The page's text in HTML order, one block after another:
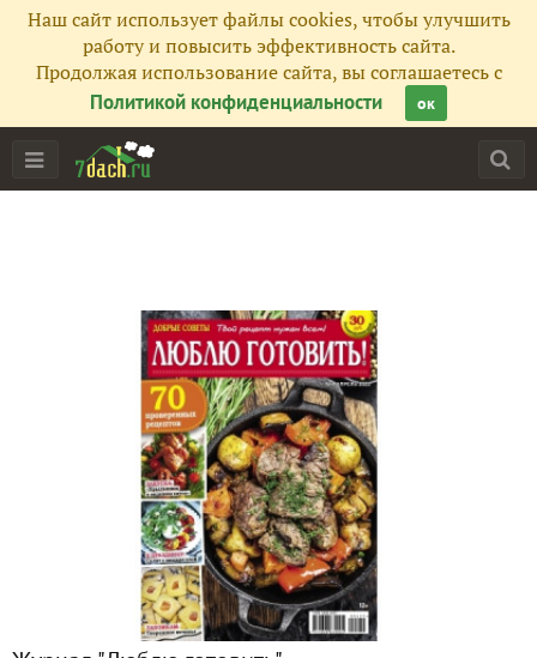
Наш сайт использует файлы cookies, чтобы улучшить
работу и повысить эффективность сайта.
Продолжая использование сайта, вы соглашаетесь с
Политикой конфиденциальности
ок
Все публикации
Сейчас обсуждают
Слоеный бутерброд с курицей и копченой грудинкой
Бургер с рыбой по-домашнему